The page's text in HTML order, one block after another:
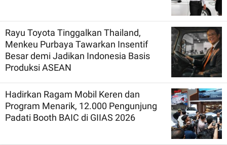
Rayu Toyota Tinggalkan Thailand,
Menkeu Purbaya Tawarkan Insentif
Besar demi Jadikan Indonesia Basis
Produksi ASEAN
Hadirkan Ragam Mobil Keren dan
Program Menarik, 12.000 Pengunjung
Padati Booth BAIC di GIIAS 2026